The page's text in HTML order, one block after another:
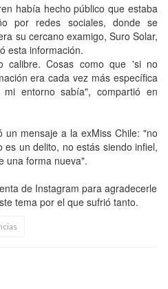
había hecho público que estaba
por redes sociales, donde se
su cercano examigo, Suro Solar,
esta información.
calibre. Cosas como que 'si no
era cada vez más específica
entorno sabía", compartió en
un mensaje a la exMiss Chile: "no
un delito, no estás siendo infiel,
una forma nueva".
de Instagram para agradecerle
tema por el que sufrió tanto.